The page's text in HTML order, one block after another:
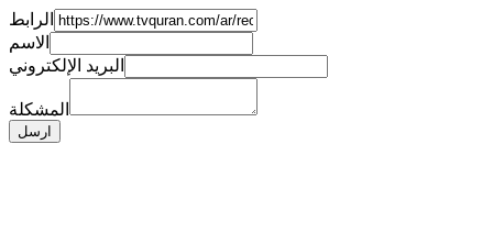
الرابط
الاسم
البريد الإلكتروني
المشكلة
ارسل